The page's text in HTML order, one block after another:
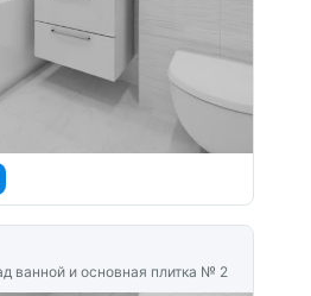
ванной и основная плитка № 2